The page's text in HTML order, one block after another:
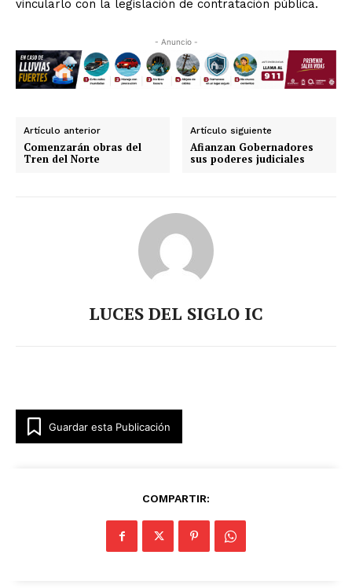
vincularlo con la legislación de contratación pública.
- Anuncio -
Artículo anterior
Comenzarán obras del
Tren del Norte
Artículo siguiente
Afianzan Gobernadores
sus poderes judiciales
LUCES DEL SIGLO IC
Guardar esta Publicación
COMPARTIR: